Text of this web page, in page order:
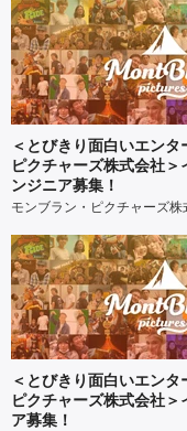
＜とびきり面白いエン
ピクチャーズ株式会社
ンジニア募集！
モンブラン・ピクチャーズ株
＜とびきり面白いエン
ピクチャーズ株式会社
ア募集！